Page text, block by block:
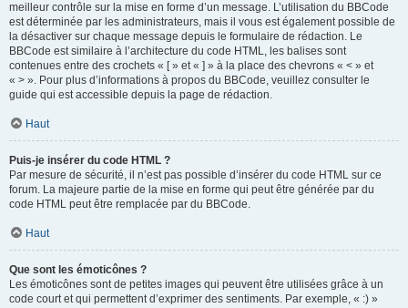
meilleur contrôle sur la mise en forme d’un message. L’utilisation du BBCode
est déterminée par les administrateurs, mais il vous est également possible de
la désactiver sur chaque message depuis le formulaire de rédaction. Le
BBCode est similaire à l’architecture du code HTML, les balises sont
contenues entre des crochets « [ » et « ] » à la place des chevrons « < » et
« > ». Pour plus d’informations à propos du BBCode, veuillez consulter le
guide qui est accessible depuis la page de rédaction.
Haut
Puis-je insérer du code HTML ?
Par mesure de sécurité, il n’est pas possible d’insérer du code HTML sur ce
forum. La majeure partie de la mise en forme qui peut être générée par du
code HTML peut être remplacée par du BBCode.
Haut
Que sont les émoticônes ?
Les émoticônes sont de petites images qui peuvent être utilisées grâce à un
code court et qui permettent d’exprimer des sentiments. Par exemple, « :) »